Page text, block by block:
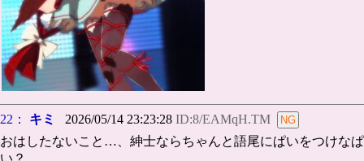
22： キミ 2026/05/14 23:23:28 ID:8/EAMqH.TM
おはしたないこと…、紳士ならちゃんと語尾にぱいをつけなぱ